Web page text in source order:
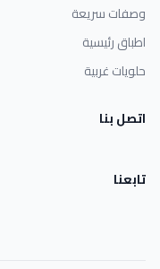
وصفات سريعة
اطباق رئيسية
حلويات غربية
اتصل بنا
تابعنا